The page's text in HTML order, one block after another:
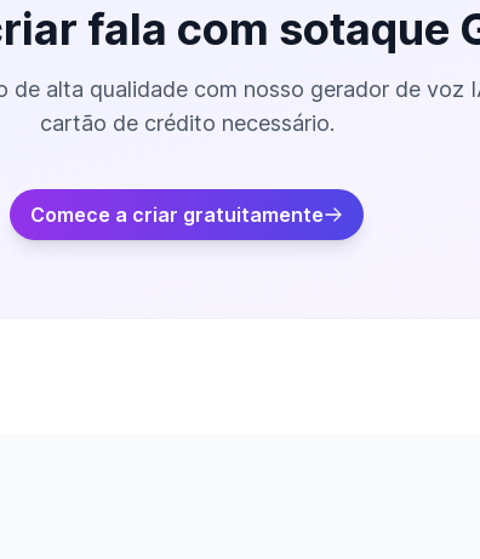
fala com sotaque
de alta qualidade com nosso gerador de voz
cartão de crédito necessário.
Comece a criar gratuitamente